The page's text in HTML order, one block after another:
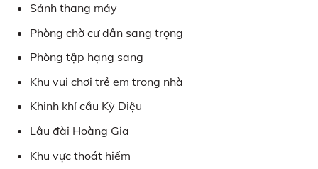
Sảnh thang máy
Phòng chờ cư dân sang trọng
Phòng tập hạng sang
Khu vui chơi trẻ em trong nhà
Khinh khí cầu Kỳ Diệu
Lâu đài Hoàng Gia
Khu vực thoát hiểm